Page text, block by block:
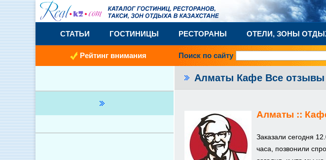
СТАТЬИ ГОСТИНИЦЫ РЕСТОРАНЫ ОТЕЛИ, ЗОНЫ
Рейтинг внимания Поиск по сайту
Алматы Кафе Все отзывы
Алматы ::
Заказали сегодня
часа, позвонили